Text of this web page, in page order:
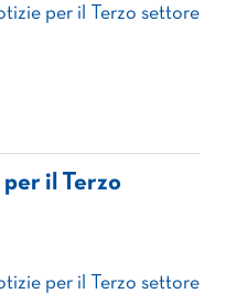
per il Terzo settore
per il Terzo
per il Terzo settore